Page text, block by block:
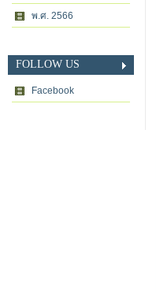
พ.ศ. 2566
FOLLOW US
Facebook